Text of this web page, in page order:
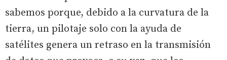
sabemos porque, debido a la curvatura de la
tierra, un pilotaje solo con la ayuda de
satélites genera un retraso en la transmisión